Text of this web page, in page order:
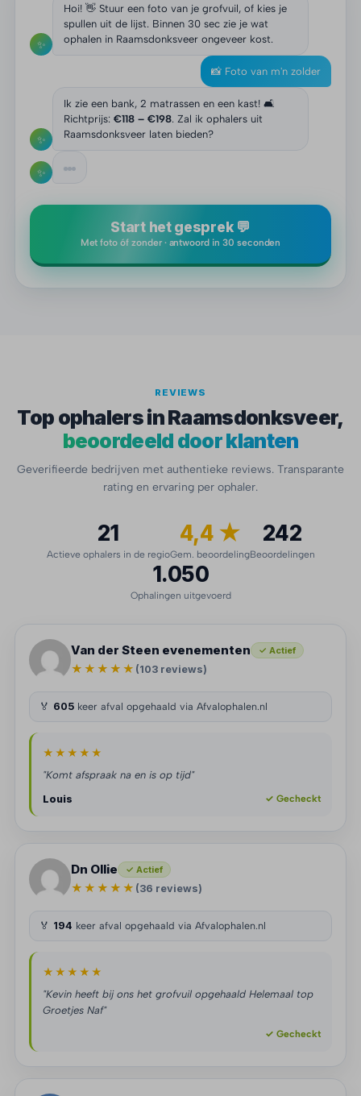
✨
Hoi! 👋 Stuur een foto van je grofvuil, of kies je
spullen uit de lijst. Binnen 30 sec zie je wat
ophalen in Raamsdonksveer ongeveer kost.
📸 Foto van m'n zolder
✨
Ik zie een bank, 2 matrassen en een kast! 🛋️
Richtprijs: €118 – €198. Zal ik ophalers uit
Raamsdonksveer laten bieden?
✨
Start het gesprek 💬
Met foto óf zonder · antwoord in 30 seconden
REVIEWS
Top ophalers in Raamsdonksveer,
beoordeeld door klanten
Geverifieerde bedrijven met authentieke reviews. Transparante
rating en ervaring per ophaler.
21
Actieve ophalers in de regio
4,4 ★
Gem. beoordeling
242
Beoordelingen
1.050
Ophalingen uitgevoerd
Van der Steen evenementen ✓ Actief
★★★★★ (103 reviews)
🏅 605 keer afval opgehaald via Afvalophalen.nl
★★★★★
"Komt afspraak na en is op tijd"
Louis
✓ Gecheckt
Dn Ollie ✓ Actief
★★★★★ (36 reviews)
🏅 194 keer afval opgehaald via Afvalophalen.nl
★★★★★
"Kevin heeft bij ons het grofvuil opgehaald Helemaal top
Groetjes Naf"
✓ Gecheckt